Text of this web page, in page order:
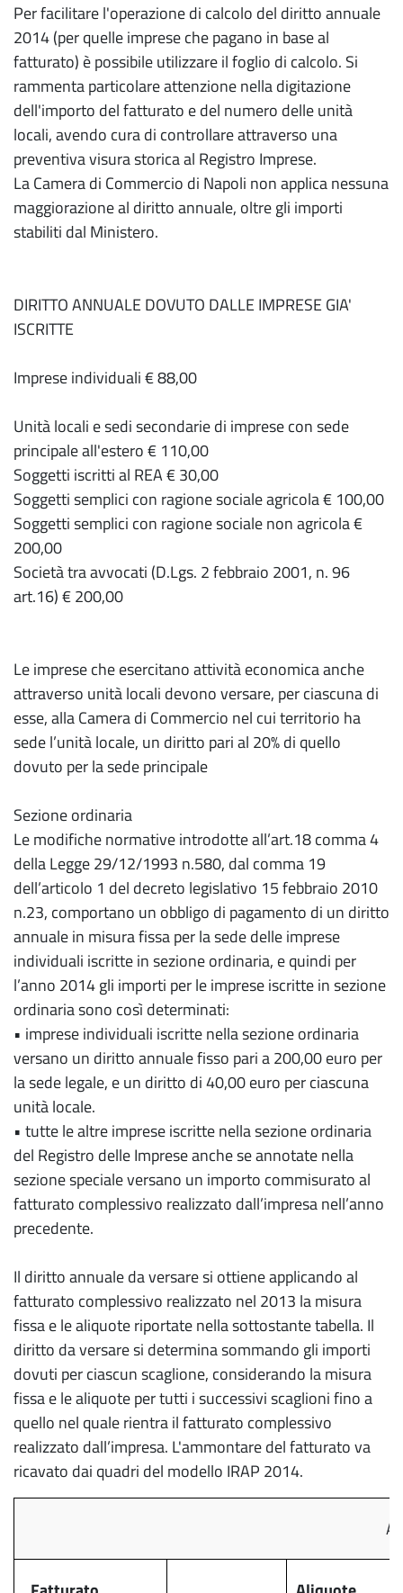
Per facilitare l'operazione di calcolo del diritto annuale
2014 (per quelle imprese che pagano in base al
fatturato) è possibile utilizzare il foglio di calcolo. Si
rammenta particolare attenzione nella digitazione
dell'importo del fatturato e del numero delle unità
locali, avendo cura di controllare attraverso una
preventiva visura storica al Registro Imprese.
La Camera di Commercio di Napoli non applica nessuna
maggiorazione al diritto annuale, oltre gli importi
stabiliti dal Ministero.
DIRITTO ANNUALE DOVUTO DALLE IMPRESE GIA'
ISCRITTE
Imprese individuali € 88,00
Unità locali e sedi secondarie di imprese con sede
principale all'estero € 110,00
Soggetti iscritti al REA € 30,00
Soggetti semplici con ragione sociale agricola € 100,00
Soggetti semplici con ragione sociale non agricola €
200,00
Società tra avvocati (D.Lgs. 2 febbraio 2001, n. 96
art.16) € 200,00
Le imprese che esercitano attività economica anche
attraverso unità locali devono versare, per ciascuna di
esse, alla Camera di Commercio nel cui territorio ha
sede l’unità locale, un diritto pari al 20% di quello
dovuto per la sede principale
Sezione ordinaria
Le modifiche normative introdotte all’art.18 comma 4
della Legge 29/12/1993 n.580, dal comma 19
dell’articolo 1 del decreto legislativo 15 febbraio 2010
n.23, comportano un obbligo di pagamento di un diritto
annuale in misura fissa per la sede delle imprese
individuali iscritte in sezione ordinaria, e quindi per
l’anno 2014 gli importi per le imprese iscritte in sezione
ordinaria sono così determinati:
• imprese individuali iscritte nella sezione ordinaria
versano un diritto annuale fisso pari a 200,00 euro per
la sede legale, e un diritto di 40,00 euro per ciascuna
unità locale.
• tutte le altre imprese iscritte nella sezione ordinaria
del Registro delle Imprese anche se annotate nella
sezione speciale versano un importo commisurato al
fatturato complessivo realizzato dall’impresa nell’anno
precedente.
Il diritto annuale da versare si ottiene applicando al
fatturato complessivo realizzato nel 2013 la misura
fissa e le aliquote riportate nella sottostante tabella. Il
diritto da versare si determina sommando gli importi
dovuti per ciascun scaglione, considerando la misura
fissa e le aliquote per tutti i successivi scaglioni fino a
quello nel quale rientra il fatturato complessivo
realizzato dall’impresa. L'ammontare del fatturato va
ricavato dai quadri del modello IRAP 2014.